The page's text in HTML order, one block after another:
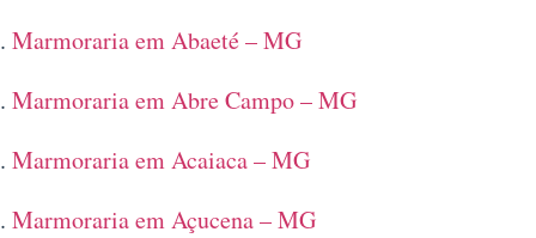
Marmoraria em Abaeté – MG
Marmoraria em Abre Campo – MG
Marmoraria em Acaiaca – MG
Marmoraria em Açucena – MG